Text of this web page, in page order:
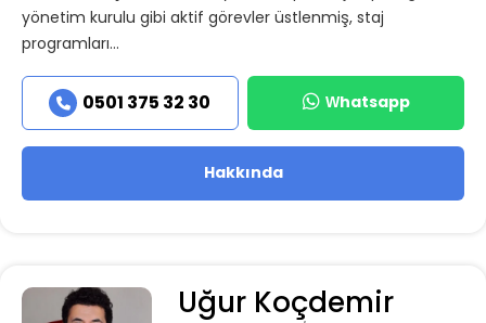
yönetim kurulu gibi aktif görevler üstlenmiş, staj
programları...
0501 375 32 30 Whatsapp
Hakkında
Uğur Koçdemir